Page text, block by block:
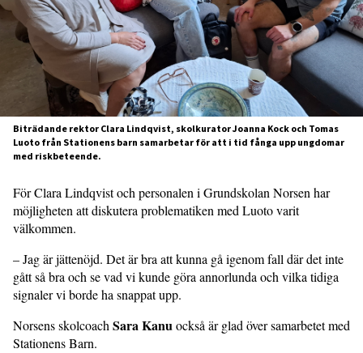
Biträdande rektor Clara Lindqvist, skolkurator Joanna Kock och Tomas
Luoto från Stationens barn samarbetar för att i tid fånga upp ungdomar
med riskbeteende.
För Clara Lindqvist och personalen i Grundskolan Norsen har
möjligheten att diskutera problematiken med Luoto varit
välkommen.
– Jag är jättenöjd. Det är bra att kunna gå igenom fall där det inte
gått så bra och se vad vi kunde göra annorlunda och vilka tidiga
signaler vi borde ha snappat upp.
Norsens skolcoach Sara Kanuockså är glad över samarbetet med
Stationens Barn.